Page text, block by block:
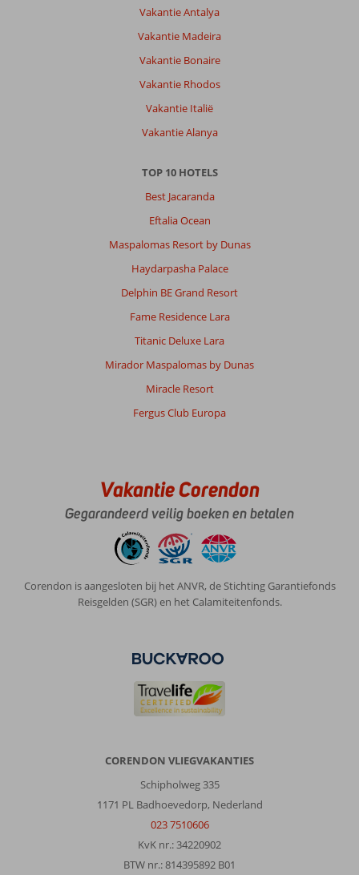
Vakantie Antalya
Vakantie Madeira
Vakantie Bonaire
Vakantie Rhodos
Vakantie Italië
Vakantie Alanya
TOP 10 HOTELS
Best Jacaranda
Eftalia Ocean
Maspalomas Resort by Dunas
Haydarpasha Palace
Delphin BE Grand Resort
Fame Residence Lara
Titanic Deluxe Lara
Mirador Maspalomas by Dunas
Miracle Resort
Fergus Club Europa
Vakantie Corendon
Gegarandeerd veilig boeken en betalen
Corendon is aangesloten bij het ANVR, de Stichting Garantiefonds
Reisgelden (SGR) en het Calamiteitenfonds.
CORENDON VLIEGVAKANTIES
Schipholweg 335
1171 PL Badhoevedorp, Nederland
023 7510606
KvK nr.: 34220902
BTW nr.: 814395892 B01